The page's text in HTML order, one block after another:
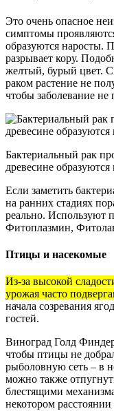
Это очень опасное
симптомы
образуются наросты.
разрывает кору.
желтый, бурый цвет.
раком растение не
чтобы заболевание не
Бактериальный рак
древесине образуются
Если заметить
на ранних стадиях
реально. Используют
Фитоплазмин,
Птицы и насекомые
Из-за высокой
урожая часто
начала созревания
гостей.
Виноград Голд
чтобы птицы не
рыболовную сеть – в
можно также
блестящими
некотором расстоянии